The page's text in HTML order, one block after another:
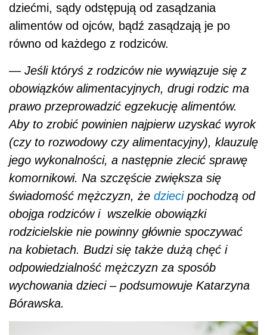
dziećmi, sądy odstępują od zasądzania
alimentów od ojców, bądź zasądzają je po
równo od każdego z rodziców.
— Jeśli któryś z rodziców nie wywiązuje się z
obowiązków alimentacyjnych, drugi rodzic ma
prawo przeprowadzić egzekucję alimentów.
Aby to zrobić powinien najpierw uzyskać wyrok
(czy to rozwodowy czy alimentacyjny), klauzulę
jego wykonalności, a następnie zlecić sprawę
komornikowi. Na szczęście zwiększa się
świadomość mężczyzn, że dziecipochodzą od
obojga rodziców i wszelkie obowiązki
rodzicielskie nie powinny głównie spoczywać
na kobietach. Budzi się także dużą chęć i
odpowiedzialność mężczyzn za sposób
wychowania dzieci – podsumowuje Katarzyna
Bórawska.